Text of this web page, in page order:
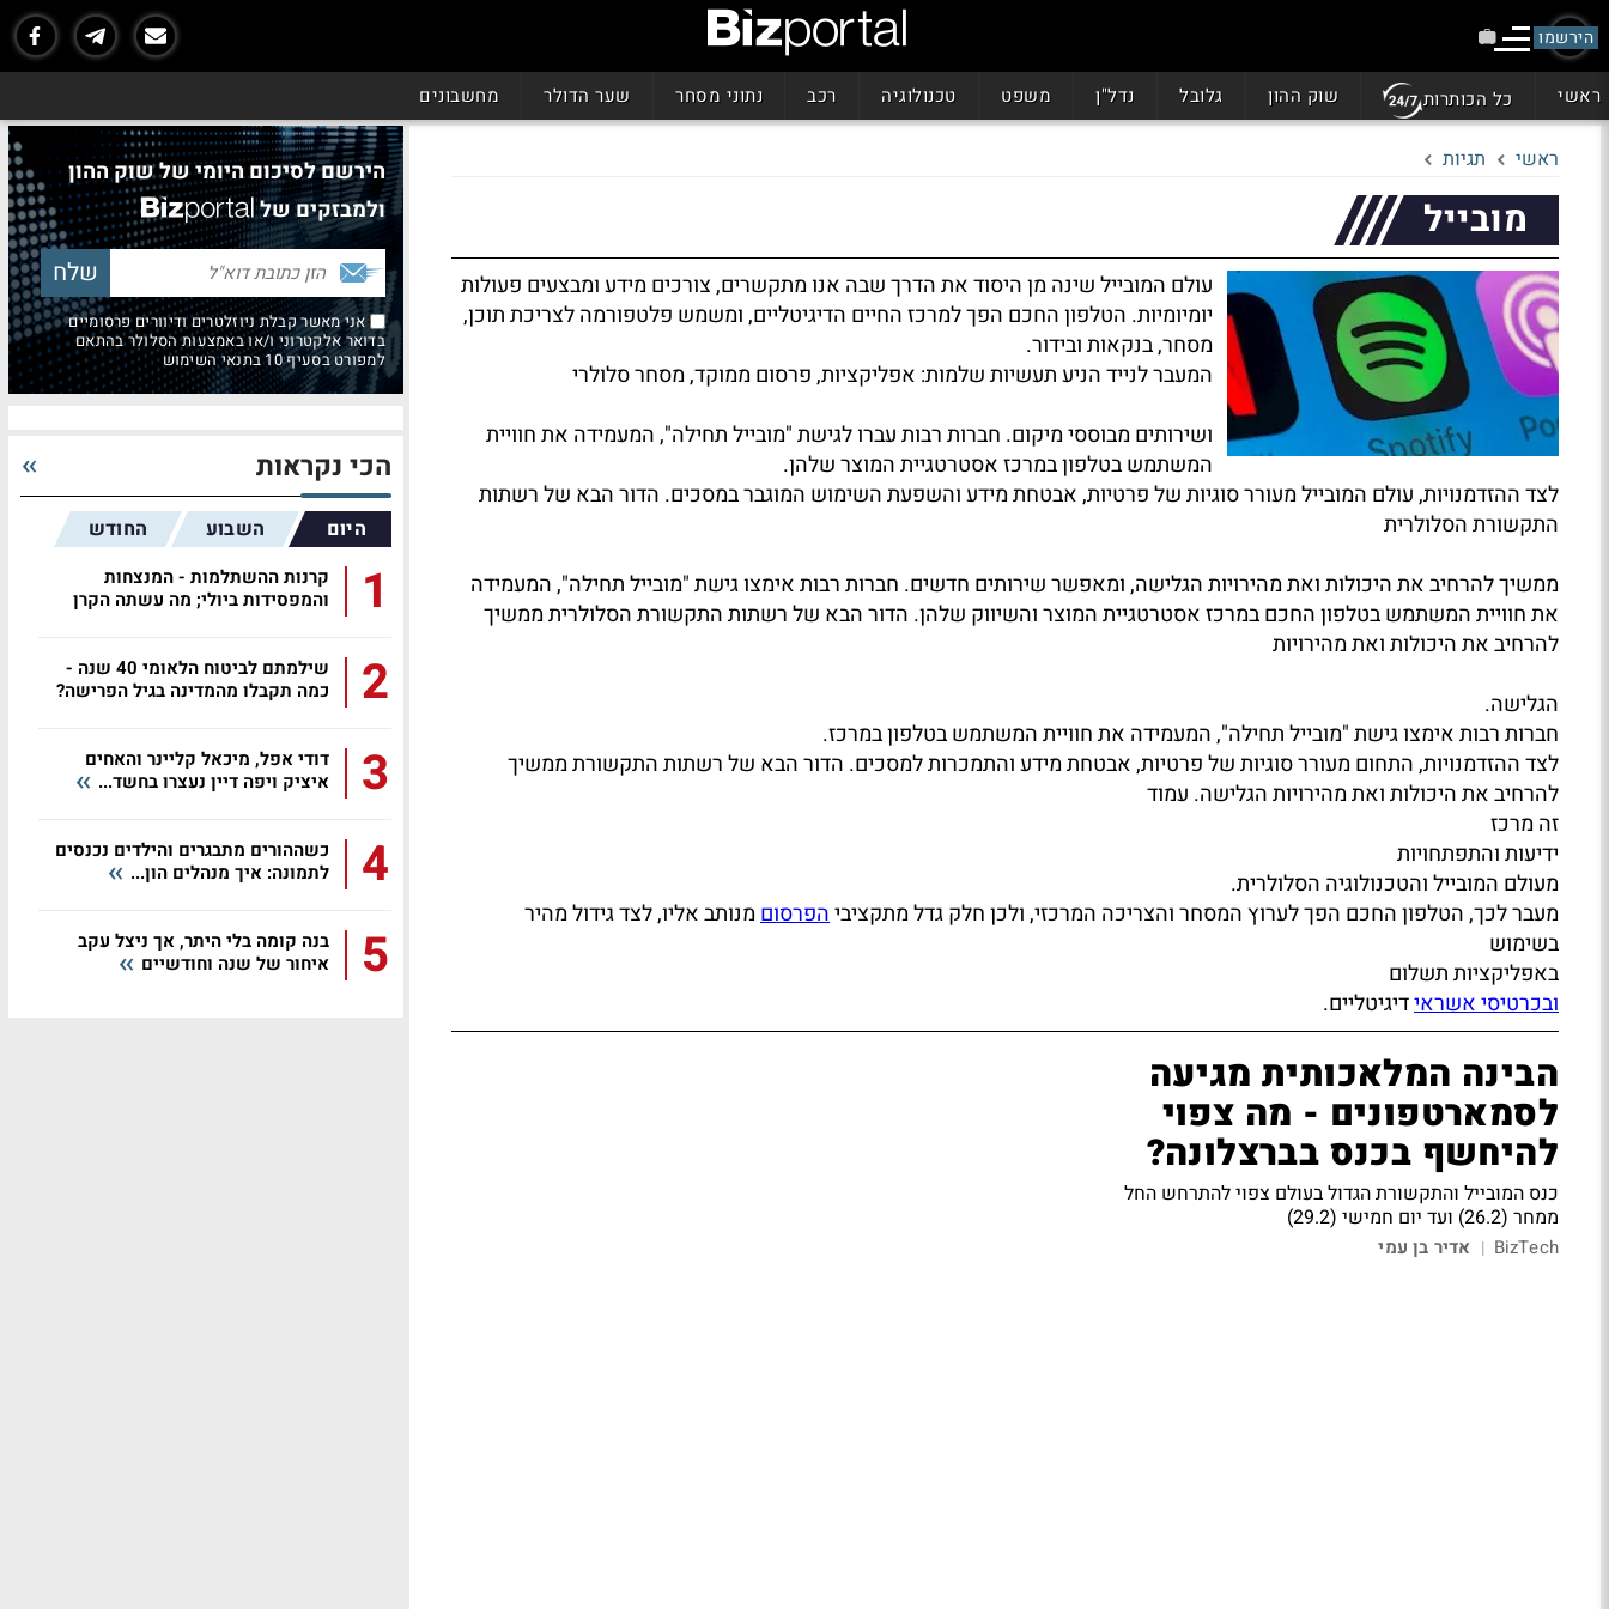
הירשמו
ראשי כל הכותרות שוק ההון גלובל נדל"ן משפט טכנולוגיה רכב נתוני מסחר שער הדולר מחשבונים
ראשי תגיות
מובייל
עולם המובייל שינה מן היסוד את הדרך שבה אנו מתקשרים, צורכים מידע ומבצעים פעולות
יומיומיות. הטלפון החכם הפך למרכז החיים הדיגיטליים, ומשמש פלטפורמה לצריכת תוכן,
מסחר, בנקאות ובידור.
המעבר לנייד הניע תעשיות שלמות: אפליקציות, פרסום ממוקד, מסחר סלולרי
ושירותים מבוססי מיקום. חברות רבות עברו לגישת "מובייל תחילה", המעמידה את חוויית
המשתמש בטלפון במרכז אסטרטגיית המוצר שלהן.
לצד ההזדמנויות, עולם המובייל מעורר סוגיות של פרטיות, אבטחת מידע והשפעת השימוש המוגבר במסכים. הדור הבא של רשתות
התקשורת הסלולרית
ממשיך להרחיב את היכולות ואת מהירויות הגלישה, ומאפשר שירותים חדשים. חברות רבות אימצו גישת "מובייל תחילה", המעמידה
את חוויית המשתמש בטלפון החכם במרכז אסטרטגיית המוצר והשיווק שלהן. הדור הבא של רשתות התקשורת הסלולרית ממשיך
להרחיב את היכולות ואת מהירויות
הגלישה.
חברות רבות אימצו גישת "מובייל תחילה", המעמידה את חוויית המשתמש בטלפון במרכז.
לצד ההזדמנויות, התחום מעורר סוגיות של פרטיות, אבטחת מידע והתמכרות למסכים. הדור הבא של רשתות התקשורת ממשיך
להרחיב את היכולות ואת מהירויות הגלישה. עמוד
זה מרכז
ידיעות והתפתחויות
מעולם המובייל והטכנולוגיה הסלולרית.
מעבר לכך, הטלפון החכם הפך לערוץ המסחר והצריכה המרכזי, ולכן חלק גדל מתקציביהפרסוםמנותב אליו, לצד גידול מהיר
בשימוש
באפליקציות תשלום
ובכרטיסי אשראידיגיטליים.
הבינה המלאכותית מגיעה
לסמארטפונים - מה צפוי
להיחשף בכנס בברצלונה?
כנס המובייל והתקשורת הגדול בעולם צפוי להתרחש החל
ממחר (26.2) ועד יום חמישי (29.2)
BizTech
| אדיר בן עמי
הירשם לסיכום היומי של שוק ההון
ולמבזקים של
אני מאשר קבלת ניוזלטרים ודיוורים פרסומיים
בדואר אלקטרוני ו/או באמצעות הסלולר בהתאם
למפורט בסעיף 10 בתנאי השימוש
הכי נקראות
היום השבוע החודש
1
קרנות ההשתלמות - המנצחות
והמפסידות ביולי; מה עשתה הקרן
2
שילמתם לביטוח הלאומי 40 שנה -
כמה תקבלו מהמדינה בגיל הפרישה?
3
דודי אפל, מיכאל קליינר והאחים
איציק ויפה דיין נעצרו בחשד...
4
כשההורים מתבגרים והילדים נכנסים
לתמונה: איך מנהלים הון...
5
בנה קומה בלי היתר, אך ניצל עקב
איחור של שנה וחודשיים